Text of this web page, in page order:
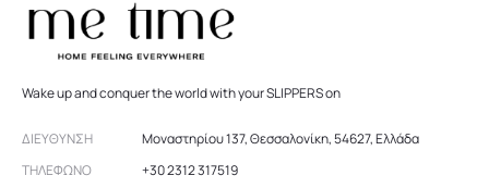
Wake up and conquer the world with your SLIPPERS on
ΔΙΕΎΘΥΝΣΗ
Μοναστηρίου 137, Θεσσαλονίκη, 54627, Ελλάδα
ΤΗΛΈΦΩΝΟ
+30 2312 317519